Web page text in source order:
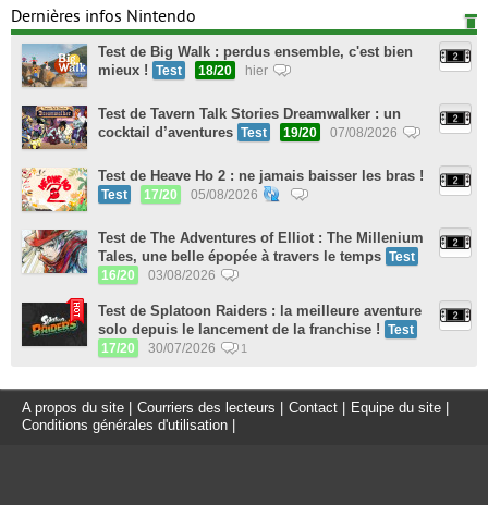
Dernières infos Nintendo
Test de Big Walk : perdus ensemble, c'est bien
mieux !
Test 18/20 hier
Test de Tavern Talk Stories Dreamwalker : un
cocktail d’aventures Test 19/20 07/08/2026
Test de Heave Ho 2 : ne jamais baisser les bras !
Test 17/20 05/08/2026
Test de The Adventures of Elliot : The Millenium
Tales, une belle épopée à travers le temps Test
16/20
03/08/2026
Test de Splatoon Raiders : la meilleure aventure
solo depuis le lancement de la franchise !
Test
17/20
30/07/2026 1
A propos du site Courriers des lecteurs Contact Equipe du site
Conditions générales d'utilisation